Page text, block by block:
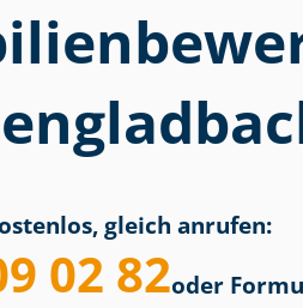
gleich anrufen:
02 82oder